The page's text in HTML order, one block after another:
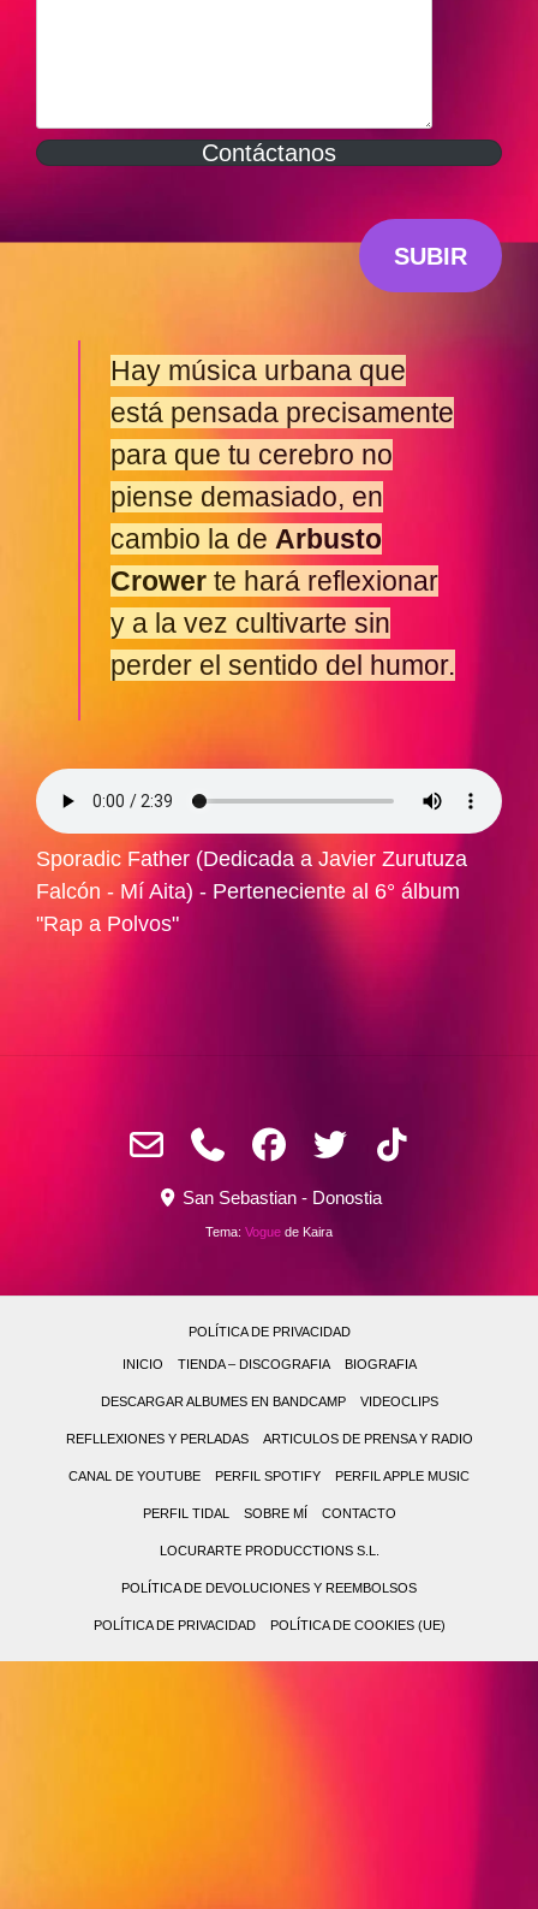
Contáctanos
SUBIR
Hay música urbana que
está pensada precisamente
para que tu cerebro no
piense demasiado, en
cambio la deArbusto
Crower te hará reflexionar
y a la vez cultivarte sin
perder el sentido del humor.
Sporadic Father (Dedicada a Javier Zurutuza
Falcón - Mí Aita) - Perteneciente al 6° álbum
"Rap a Polvos"
San Sebastian - Donostia
Tema: Vogue de Kaira
POLÍTICA DE PRIVACIDAD
INICIO TIENDA – DISCOGRAFIA BIOGRAFIA
DESCARGAR ALBUMES EN BANDCAMP VIDEOCLIPS
REFLLEXIONES Y PERLADAS ARTICULOS DE PRENSA Y RADIO
CANAL DE YOUTUBE PERFIL SPOTIFY PERFIL APPLE MUSIC
PERFIL TIDAL SOBRE MÍ CONTACTO
LOCURARTE PRODUCCTIONS S.L.
POLÍTICA DE DEVOLUCIONES Y REEMBOLSOS
POLÍTICA DE PRIVACIDAD POLÍTICA DE COOKIES (UE)